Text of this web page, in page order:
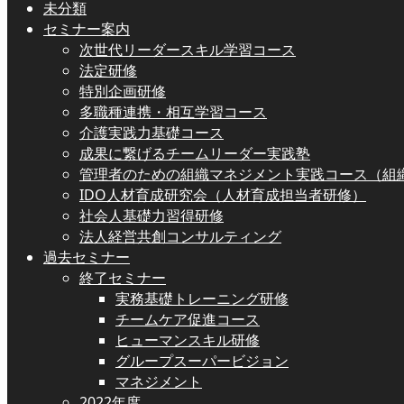
未分類
セミナー案内
次世代リーダースキル学習コース
法定研修
特別企画研修
多職種連携・相互学習コース
介護実践力基礎コース
成果に繋げるチームリーダー実践塾
管理者のための組織マネジメント実践コース（組
IDO人材育成研究会（人材育成担当者研修）
社会人基礎力習得研修
法人経営共創コンサルティング
過去セミナー
終了セミナー
実務基礎トレーニング研修
チームケア促進コース
ヒューマンスキル研修
グループスーパービジョン
マネジメント